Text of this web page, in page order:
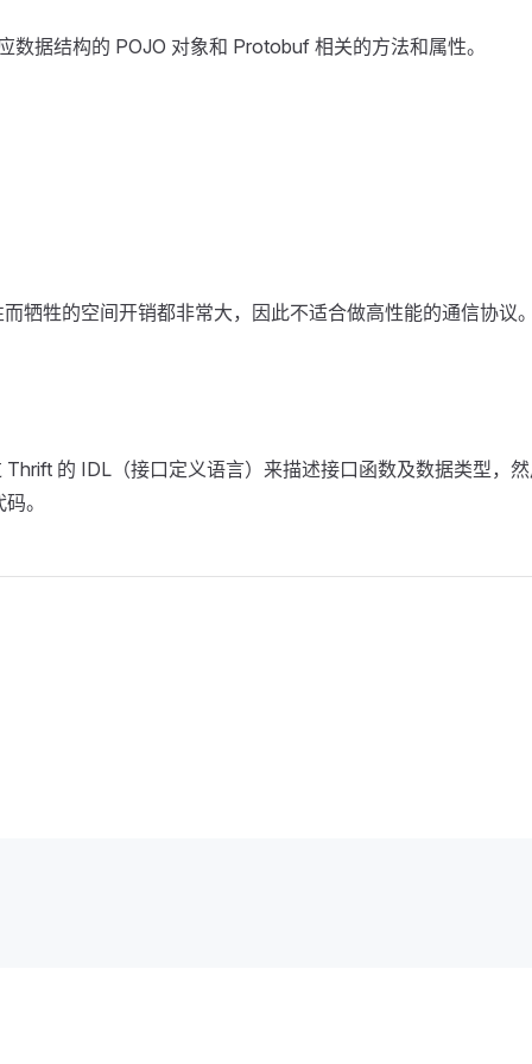
据结构的 POJO 对象和 Protobuf 相关的方法和属性。
牺牲的空间开销都非常大，因此不适合做高性能的通信协议
的 IDL（接口定义语言）来描述接口函数及数据类型，
。